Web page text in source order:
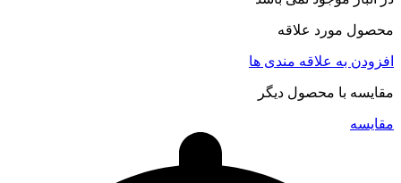
محصول مورد علاقه
افزودن به علاقه مندی ها
مقایسه با محصول دیگر
مقایسه